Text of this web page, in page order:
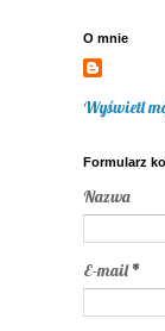
O mnie
Wyświetl
Formularz
Nazwa
E-mail*